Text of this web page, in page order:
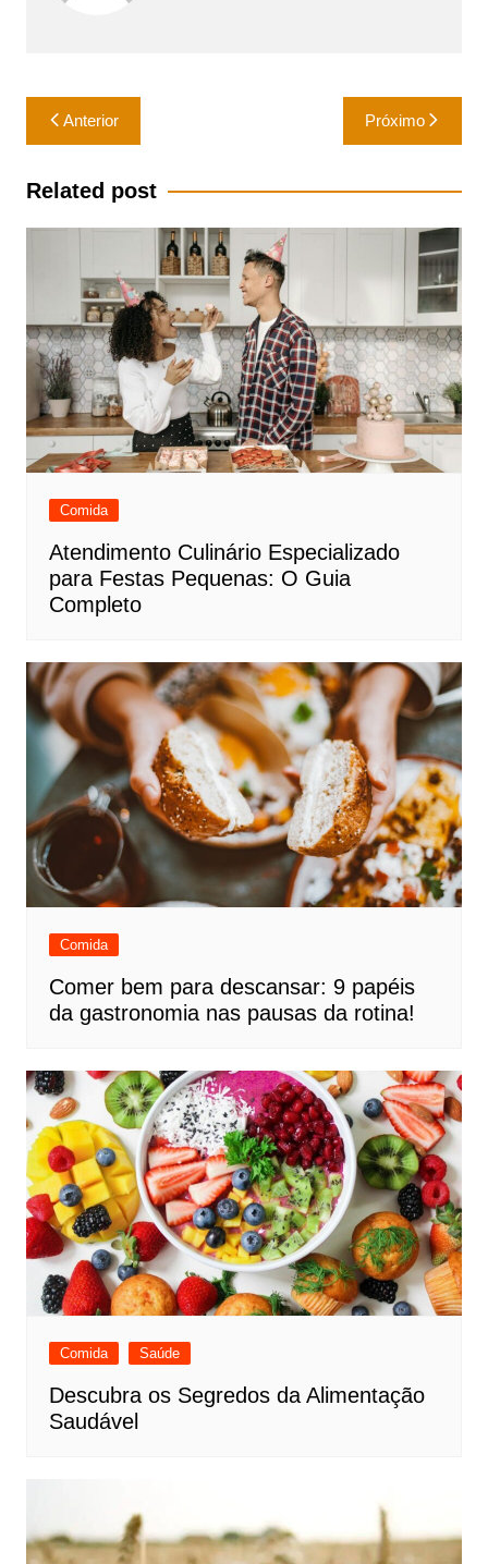
Navegação
de
Post
Anterior Próximo
Related post
Comida
Atendimento Culinário Especializado
para Festas Pequenas: O Guia
Completo
Comida
Comer bem para descansar: 9 papéis
da gastronomia nas pausas da rotina!
Comida Saúde
Descubra os Segredos da Alimentação
Saudável